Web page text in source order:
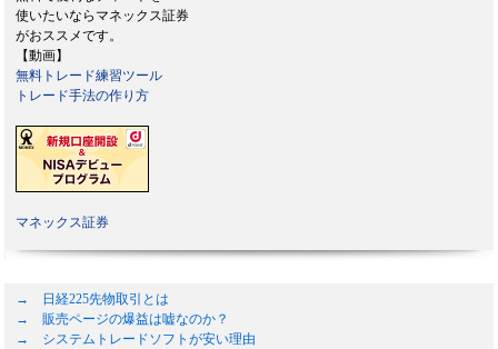
使いたいならマネックス証券
がおススメです。
【動画】
無料トレード練習ツール
トレード手法の作り方
マネックス証券
→ 日経225先物取引とは
→ 販売ページの爆益は嘘なのか？
→ システムトレードソフトが安い理由